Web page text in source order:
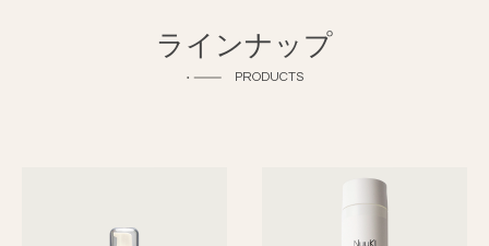
ラインナップ
PRODUCTS